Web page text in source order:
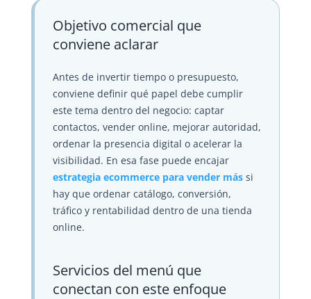
Objetivo comercial que
conviene aclarar
Antes de invertir tiempo o presupuesto,
conviene definir qué papel debe cumplir
este tema dentro del negocio: captar
contactos, vender online, mejorar autoridad,
ordenar la presencia digital o acelerar la
visibilidad. En esa fase puede encajar
estrategia ecommerce para vender mássi
hay que ordenar catálogo, conversión,
tráfico y rentabilidad dentro de una tienda
online.
Servicios del menú que
conectan con este enfoque